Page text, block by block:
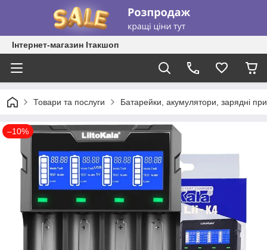
Інтернет-магазин Ітакшоп
Товари та послуги Батарейки, акумулятори, зарядні
–10%